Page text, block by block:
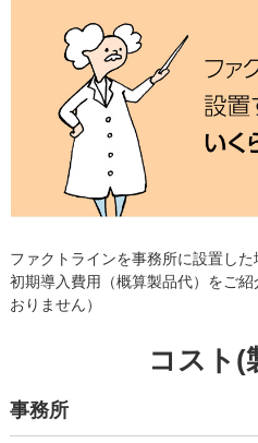
ファクトラインを事務所に設置し
初期導入費用（概算製品代）をご
おりません）
コスト(
事務所